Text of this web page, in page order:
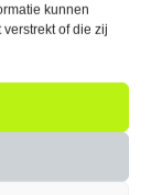
kunnen
of die zij